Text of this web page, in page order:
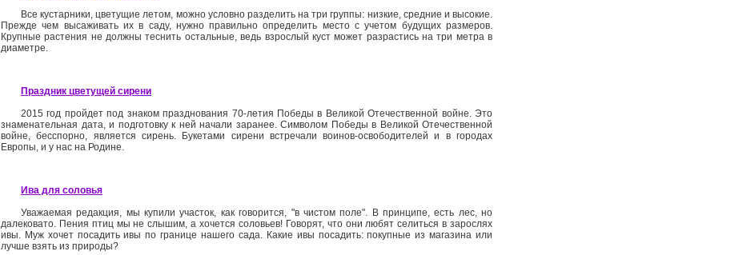
Все кустарники, цветущие летом, можно условно разделить на три группы: низкие, средние и высокие.
Прежде чем высаживать их в саду, нужно правильно определить место с учетом будущих размеров.
Крупные растения не должны теснить остальные, ведь взрослый куст может разрастись на три метра в
диаметре.
Праздник цветущей сирени
2015 год пройдет под знаком празднования 70-летия Победы в Великой Отечественной войне. Это
знаменательная дата, и подготовку к ней начали заранее. Символом Победы в Великой Отечественной
войне, бесспорно, является сирень. Букетами сирени встречали воинов-освободителей и в городах
Европы, и у нас на Родине.
Ива для соловья
Уважаемая редакция, мы купили участок, как говорится, "в чистом поле". В принципе, есть лес, но
далековато. Пения птиц мы не слышим, а хочется соловьев! Говорят, что они любят селиться в зарослях
ивы. Муж хочет посадить ивы по границе нашего сада. Какие ивы посадить: покупные из магазина или
лучше взять из природы?